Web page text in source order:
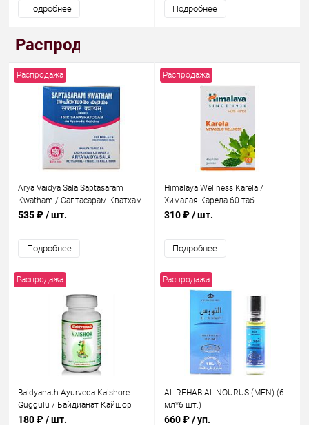
Подробнее Подробнее
Распродажа
Распродажа
Arya Vaidya Sala Saptasaram
Kwatham / Саптасарам Кватхам
100 таб.
535 ₽/ шт.
Подробнее
Распродажа
Himalaya Wellness Karela /
Хималая Карела 60 таб.
310 ₽/ шт.
Подробнее
Распродажа
Baidyanath Ayurveda Kaishore
Guggulu / Байдианат Кайшор
Гуггул 80 таб.
180 ₽/ шт.
Распродажа
AL REHAB AL NOURUS (MEN) (6
мл*6 шт.)
660 ₽/ уп.